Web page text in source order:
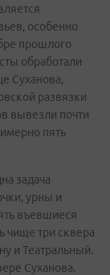
особенно
прошлого
обработали
Суханова,
развязки
вывезли почти
пять
задача
урны и
въевшиеся
чище три сквера
и Театральный.
Суханова.